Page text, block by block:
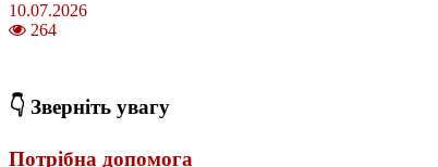
10.07.2026
264
👇 Зверніть увагу
Потрібна допомога